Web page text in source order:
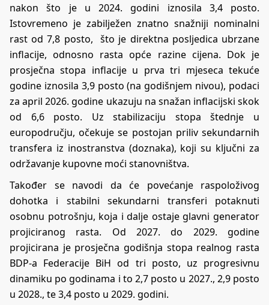
nakon što je u 2024. godini iznosila 3,4 posto.
Istovremeno je zabilježen znatno snažniji nominalni
rast od 7,8 posto, što je direktna posljedica ubrzane
inflacije, odnosno rasta opće razine cijena. Dok je
prosječna stopa inflacije u prva tri mjeseca tekuće
godine iznosila 3,9 posto (na godišnjem nivou), podaci
za april 2026. godine ukazuju na snažan inflacijski skok
od 6,6 posto. Uz stabilizaciju stopa štednje u
europodručju, očekuje se postojan priliv sekundarnih
transfera iz inostranstva (doznaka), koji su ključni za
održavanje kupovne moći stanovništva.
Također se navodi da će povećanje raspoloživog
dohotka i stabilni sekundarni transferi potaknuti
osobnu potrošnju, koja i dalje ostaje glavni generator
projiciranog rasta. Od 2027. do 2029. godine
projicirana je prosječna godišnja stopa realnog rasta
BDP-a Federacije BiH od tri posto, uz progresivnu
dinamiku po godinama i to 2,7 posto u 2027., 2,9 posto
u 2028., te 3,4 posto u 2029. godini.